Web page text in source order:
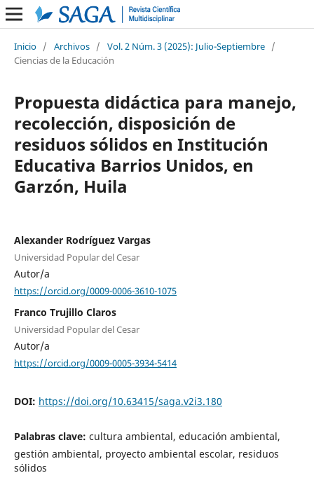
Inicio / Archivos / Vol. 2 Núm. 3 (2025): Julio-Septiembre /
Ciencias de la Educación
Propuesta didáctica para manejo,
recolección, disposición de
residuos sólidos en Institución
Educativa Barrios Unidos, en
Garzón, Huila
Alexander Rodríguez Vargas
Universidad Popular del Cesar
Autor/a
https://orcid.org/0009-0006-3610-1075
Franco Trujillo Claros
Universidad Popular del Cesar
Autor/a
https://orcid.org/0009-0005-3934-5414
DOI: https://doi.org/10.63415/saga.v2i3.180
Palabras clave: cultura ambiental, educación ambiental,
gestión ambiental, proyecto ambiental escolar, residuos
sólidos